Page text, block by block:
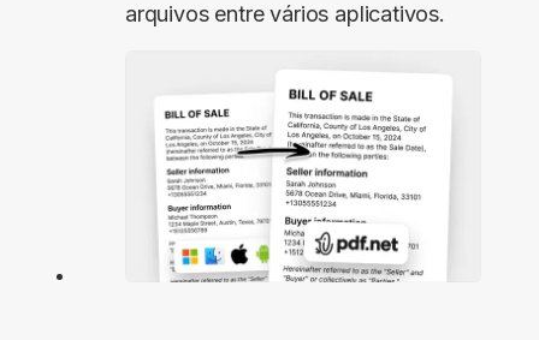
arquivos entre vários aplicativos.